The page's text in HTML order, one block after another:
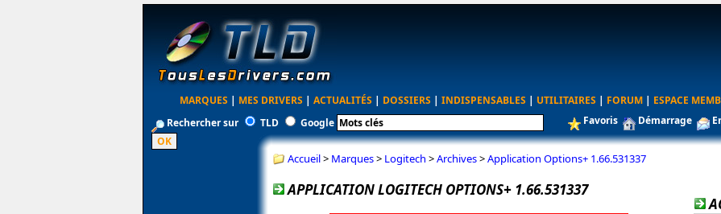
MARQUES | MES DRIVERS | ACTUALITÉS | DOSSIERS | INDISPENSABLES | UTILITAIRES | FORUM | ESPACE
Rechercher sur
TLD Google Favoris Démarrage
Accueil> Marques> Logitech >Archives>Application Options+ 1.66.531337
APPLICATION LOGITECH OPTIONS+ 1.66.531337